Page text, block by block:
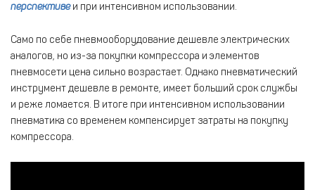
перспективеи при интенсивном использовании.
Само по себе пневмооборудование дешевле электрических
аналогов, но из-за покупки компрессора и элементов
пневмосети цена сильно возрастает. Однако пневматический
инструмент дешевле в ремонте, имеет больший срок службы
и реже ломается. В итоге при интенсивном использовании
пневматика со временем компенсирует затраты на покупку
компрессора.